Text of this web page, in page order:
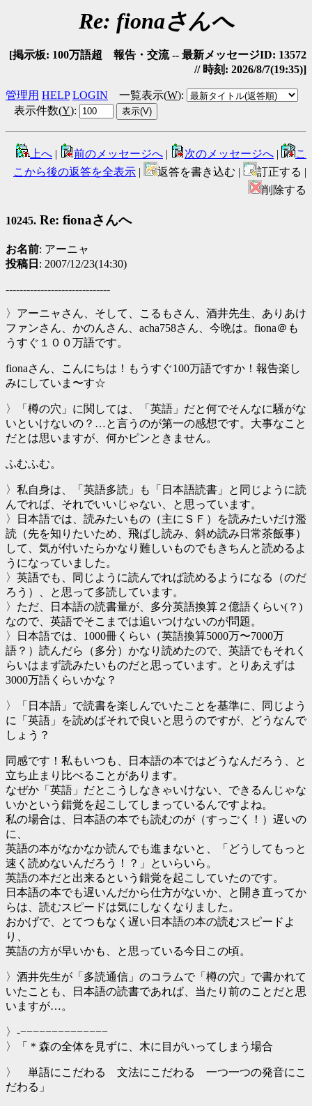
Re: fionaさんへ
[掲示板: 100万語超 報告・交流 -- 最新メッセージID: 13572
// 時刻: 2026/8/7(19:35)]
管理用 HELP LOGIN 一覧表示(W):
表示件数(Y):
上へ | 前のメッセージへ | 次のメッセージへ |
こ
こから後の返答を全表示 | 返答を書き込む |
訂正する |
削除する
10245. Re: fionaさんへ
お名前: アーニャ
投稿日 : 2007/12/23(14:30)
------------------------------
〉アーニャさん、そして、こるもさん、酒井先生、ありあけ
ファンさん、かのんさん、acha758さん、今晩は。fiona＠も
うすぐ１００万語です。
fionaさん、こんにちは！もうすぐ100万語ですか！報告楽し
みにしていま〜す☆
〉「樽の穴」に関しては、「英語」だと何でそんなに騒がな
いといけないの？…と言うのが第一の感想です。大事なこと
だとは思いますが、何かピンときません。
ふむふむ。
〉私自身は、「英語多読」も「日本語読書」と同じように読
んでれば、それでいいじゃない、と思っています。
〉日本語では、読みたいもの（主にＳＦ）を読みたいだけ濫
読（先を知りたいため、飛ばし読み、斜め読み日常茶飯事）
して、気が付いたらかなり難しいものでもきちんと読めるよ
うになっていました。
〉英語でも、同じように読んでれば読めるようになる（のだ
ろう）、と思って多読しています。
〉ただ、日本語の読書量が、多分英語換算２億語くらい(？)
なので、英語でそこまでは追いつけないのが問題。
〉日本語では、1000冊くらい（英語換算5000万〜7000万
語？）読んだら（多分）かなり読めたので、英語でもそれく
らいはまず読みたいものだと思っています。とりあえずは
3000万語くらいかな？
〉「日本語」で読書を楽しんでいたことを基準に、同じよう
に「英語」を読めばそれで良いと思うのですが、どうなんで
しょう？
同感です！私もいつも、日本語の本ではどうなんだろう、と
立ち止まり比べることがあります。
なぜか「英語」だとこうしなきゃいけない、できるんじゃな
いかという錯覚を起こしてしまっているんですよね。
私の場合は、日本語の本でも読むのが（すっごく！）遅いの
に、
英語の本がなかなか読んでも進まないと、「どうしてもっと
速く読めないんだろう！？」といらいら。
英語の本だと出来るという錯覚を起こしていたのです。
日本語の本でも遅いんだから仕方がないか、と開き直ってか
らは、読むスピードは気にしなくなりました。
おかげで、とてつもなく遅い日本語の本の読むスピードよ
り、
英語の方が早いかも、と思っている今日この頃。
〉酒井先生が「多読通信」のコラムで「樽の穴」で書かれて
いたことも、日本語の読書であれば、当たり前のことだと思
いますが…。
〉-−−−−−−−−−−−−−−
〉「＊森の全体を見ずに、木に目がいってしまう場合
〉 単語にこだわる 文法にこだわる 一つ一つの発音にこ
だわる」